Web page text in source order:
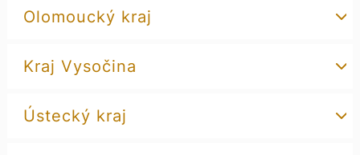
Olomoucký kraj
Kraj Vysočina
Ústecký kraj